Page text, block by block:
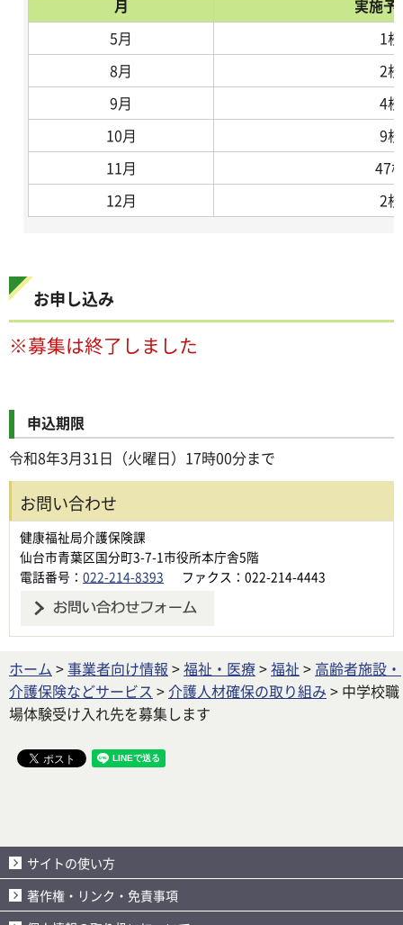
月
実施予
5月
1校
8月
2校
9月
4校
10月
9校
11月
47
12月
2校
お申し込み
※募集は終了しました
申込期限
令和8年3月31日（火曜日）17時00分まで
お問い合わせ
健康福祉局介護保険課
仙台市青葉区国分町3-7-1市役所本庁舎5階
電話番号： 022-214-8393 ファクス：022-214-4443
ホーム >事業者向け情報 >福祉・医療>福祉 > 高齢者施設・
介護保険などサービス > 介護人材確保の取り組み > 中学校職
場体験受け入れ先を募集します
サイトの使い方
著作権・リンク・免責事項